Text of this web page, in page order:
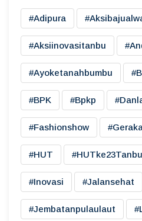
#adipura
#aksiinovasitanbu
#ayoketanahbumbu
#BPK #bpkp
#fashionshow
#HUT #HUTke23Tanbu
#inovasi #jalansehat
#jembatanpulaulaut